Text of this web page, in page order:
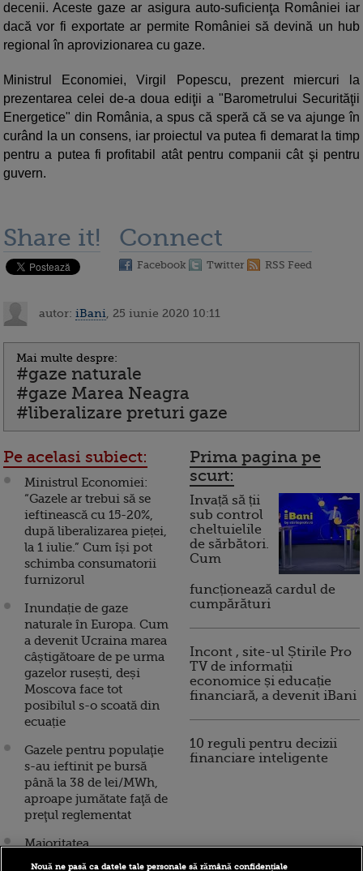
decenii. Aceste gaze ar asigura auto-suficienţa României iar
dacă vor fi exportate ar permite României să devină un hub
regional în aprovizionarea cu gaze.
Ministrul Economiei, Virgil Popescu, prezent miercuri la
prezentarea celei de-a doua ediţii a "Barometrului Securităţii
Energetice" din România, a spus că speră că se va ajunge în
curând la un consens, iar proiectul va putea fi demarat la timp
pentru a putea fi profitabil atât pentru companii cât şi pentru
guvern.
Share it! Connect
Facebook Twitter RSS Feed
autor: iBani , 25 iunie 2020 10:11
Mai multe despre:
#gaze naturale
#gaze Marea Neagra
#liberalizare preturi gaze
Pe acelasi subiect:
Ministrul Economiei:
“Gazele ar trebui să se
ieftinească cu 15-20%,
după liberalizarea pieței,
la 1 iulie.” Cum își pot
schimba consumatorii
furnizorul
Inundație de gaze
naturale în Europa. Cum
a devenit Ucraina marea
câștigătoare de pe urma
gazelor rusești, deși
Moscova face tot
posibilul s-o scoată din
ecuație
Gazele pentru populaţie
s-au ieftinit pe bursă
până la 38 de lei/MWh,
aproape jumătate faţă de
preţul reglementat
Majoritatea
consumatorilor se
Prima pagina pe
scurt:
Invață să ții
sub control
cheltuielile
de sărbători.
Cum
funcționează cardul de
cumpărături
Incont , site-ul Știrile Pro
TV de informații
economice și educație
financiară, a devenit iBani
10 reguli pentru decizii
financiare inteligente
Nouă ne pasă ca datele tale personale să rămână confidențiale